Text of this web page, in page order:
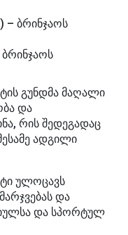
– ბრინჯაოს
გუნდმა მაღალი
და
რის შედეგადაც
ადგილი
ულოცავს
და
და სპორტულ